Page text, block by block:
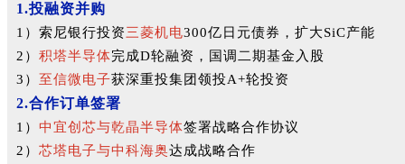
1.投融资并购
1）索尼银行投资三菱机电300亿日元债券，扩大SiC产能
2） 积塔半导体完成D轮融资，国调二期基金入股
3） 至信微电子获深重投集团领投A+轮投资
2.合作订单签署
1） 中宜创芯与乾晶半导体签署战略合作协议
2） 芯塔电子与中科海奥达成战略合作